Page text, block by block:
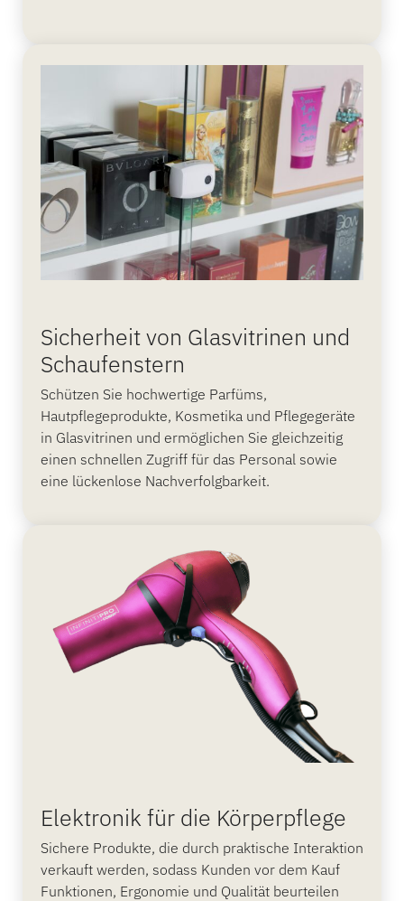
Sicherheit von Glasvitrinen und
Schaufenstern
Schützen Sie hochwertige Parfüms,
Hautpflegeprodukte, Kosmetika und Pflegegeräte
in Glasvitrinen und ermöglichen Sie gleichzeitig
einen schnellen Zugriff für das Personal sowie
eine lückenlose Nachverfolgbarkeit.
Elektronik für die Körperpflege
Sichere Produkte, die durch praktische Interaktion
verkauft werden, sodass Kunden vor dem Kauf
Funktionen, Ergonomie und Qualität beurteilen